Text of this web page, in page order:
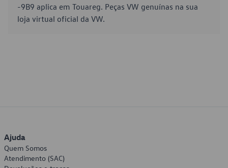
-9B9 aplica em Touareg. Peças VW genuínas na sua
loja virtual oficial da VW.
Ajuda
Quem Somos
Atendimento (SAC)